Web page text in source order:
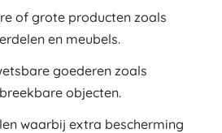
of grote producten zoals
en meubels.
goederen zoals
objecten.
waarbij extra bescherming